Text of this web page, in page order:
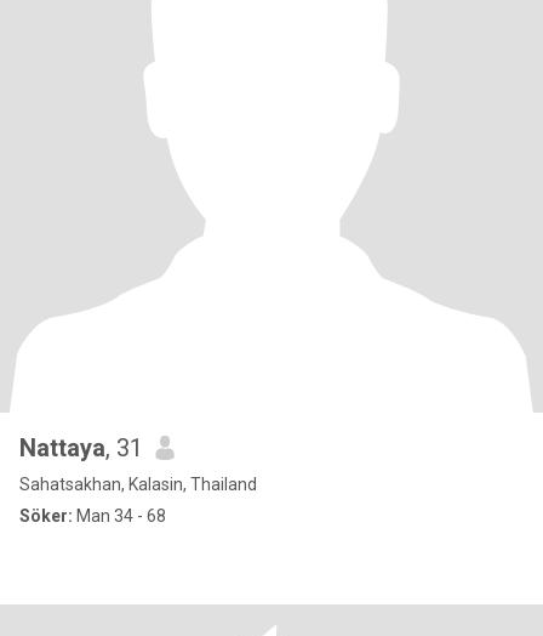
Nattaya, 31
Sahatsakhan, Kalasin, Thailand
Söker: Man 34 - 68